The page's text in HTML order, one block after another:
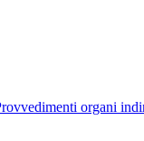
organi